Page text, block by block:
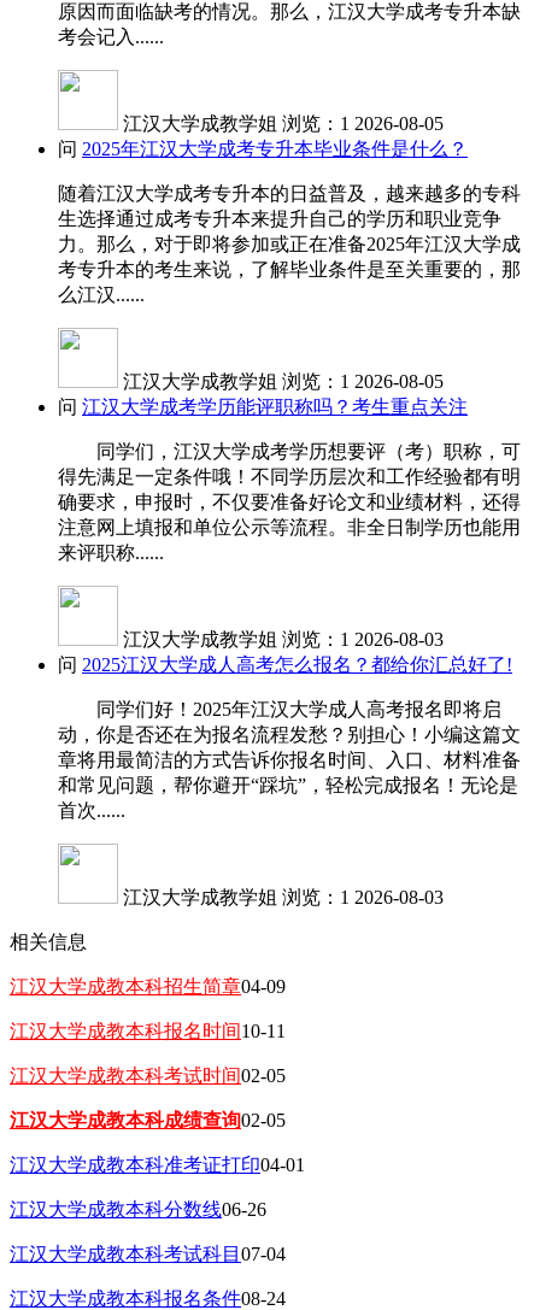
原因而面临缺考的情况。那么，江汉大学成考专升本缺
考会记入......
江汉大学成教学姐 浏览：1 2026-08-05
问 2025年江汉大学成考专升本毕业条件是什么？
随着江汉大学成考专升本的日益普及，越来越多的专科
生选择通过成考专升本来提升自己的学历和职业竞争
力。那么，对于即将参加或正在准备2025年江汉大学成
考专升本的考生来说，了解毕业条件是至关重要的，那
么江汉......
江汉大学成教学姐 浏览：1 2026-08-05
问 江汉大学成考学历能评职称吗？考生重点关注
同学们，江汉大学成考学历想要评（考）职称，可
得先满足一定条件哦！不同学历层次和工作经验都有明
确要求，申报时，不仅要准备好论文和业绩材料，还得
注意网上填报和单位公示等流程。非全日制学历也能用
来评职称......
江汉大学成教学姐 浏览：1 2026-08-03
问 2025江汉大学成人高考怎么报名？都给你汇总好了!
同学们好！2025年江汉大学成人高考报名即将启
动，你是否还在为报名流程发愁？别担心！小编这篇文
章将用最简洁的方式告诉你报名时间、入口、材料准备
和常见问题，帮你避开“踩坑”，轻松完成报名！无论是
首次......
江汉大学成教学姐 浏览：1 2026-08-03
相关信息
江汉大学成教本科招生简章04-09
江汉大学成教本科报名时间10-11
江汉大学成教本科考试时间02-05
江汉大学成教本科成绩查询02-05
江汉大学成教本科准考证打印04-01
江汉大学成教本科分数线06-26
江汉大学成教本科考试科目 07-04
江汉大学成教本科报名条件08-24